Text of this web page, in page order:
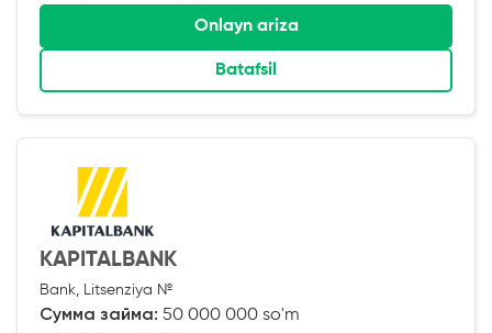
Onlayn ariza
Batafsil
KAPITALBANK
Bank, Litsenziya №
Сумма займа: 50 000 000 so'm